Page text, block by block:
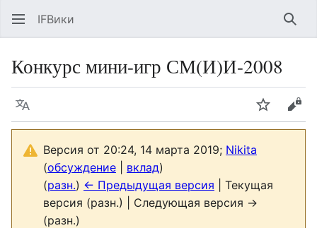
IFВики
Конкурс мини-игр СМ(И)И-2008
Язык Следить
Версия от 20:24, 14 марта 2019; Nikita
(обсуждение вклад)
(разн.) ← Предыдущая версия | Текущая
версия (разн.) | Следующая версия →
(разн.)